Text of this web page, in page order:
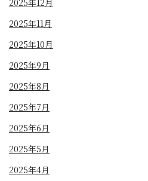
2025年12月
2025年11月
2025年10月
2025年9月
2025年8月
2025年7月
2025年6月
2025年5月
2025年4月